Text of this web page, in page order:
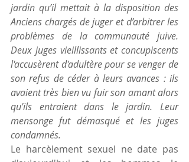
jardin qu’il mettait à la disposition des
Anciens chargés de juger et d’arbitrer les
problèmes de la communauté juive.
Deux juges vieillissants et concupiscents
l'accusèrent d'adultère pour se venger de
son refus de céder à leurs avances : ils
avaient très bien vu fuir son amant alors
qu'ils entraient dans le jardin. Leur
mensonge fut démasqué et les juges
condamnés.
Le harcèlement sexuel ne date pas